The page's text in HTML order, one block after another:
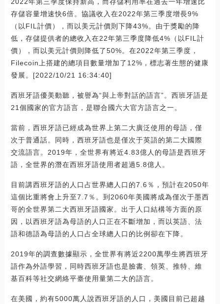
存儲容量增速快6倍。協議收入在2022年第三季度增長9%
（以FIL計價），而以美元計價則下降43%。由于獎勵的降
低，存儲提供者的總收入在22年第三季度降低4%（以FIL計
價），而以美元計價則降低了50%。在2022年第三季度，
Filecoin上搭建的總項目數量增加了12%，標志著生態的健康
發展。[2022/10/21 16:34:40]
西班牙語優美動聽，被譽為“與上帝對話的語言”。西班牙語是
21個國家的官方語言，是聯合國六大官方語言之一。
當前，西班牙語已經成為世界上第二大廣泛使用的母語，僅
次于普通話。同時，西班牙語也是僅次于英語的第二大國際
交流語言。2019年，全世界有將近4.83億人的母語是西班牙
語，全世界的潛在西班牙語使用者超過5.8億人。
目前講西班牙語的人口占世界總人口的7.6％，預計在2050年
這個比重將會上升至7.7％。到2060年美國將成為僅次于墨西
哥的全世界第二大西班牙語國家。出于人口結構等方面的原
因，以西班牙語為母語的人口正在不斷增加，而以英語、法
語和德語為母語的人口占全球總人口的比例卻在下降。
2019年的調查數據顯示，全世界有將近2200萬學生將西班牙
語作為外語學習，同時西班牙語也是臉書、領英、推特、維
基百科等社交網絡平臺使用量第二大的語言。
在美國，約有5000萬人說西班牙語的人口，美國目前已超越